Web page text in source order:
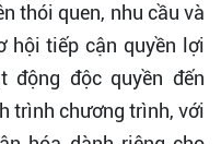
thói quen, nhu cầu và
hội tiếp cận quyền lợi
động độc quyền đến
trình chương trình, với